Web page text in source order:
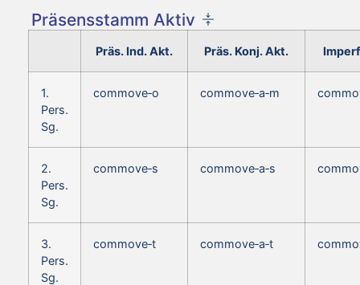
Präsensstamm Aktiv
Präs. Ind. Akt. Präs. Konj. Akt.
1.
Pers.
Sg.
commove‑o commove‑a‑m
2.
Pers.
Sg.
commove‑s commove‑a‑s
3.
Pers.
Sg.
commove‑t commove‑a‑t